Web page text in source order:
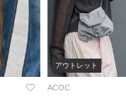
アウトレット
ACOC